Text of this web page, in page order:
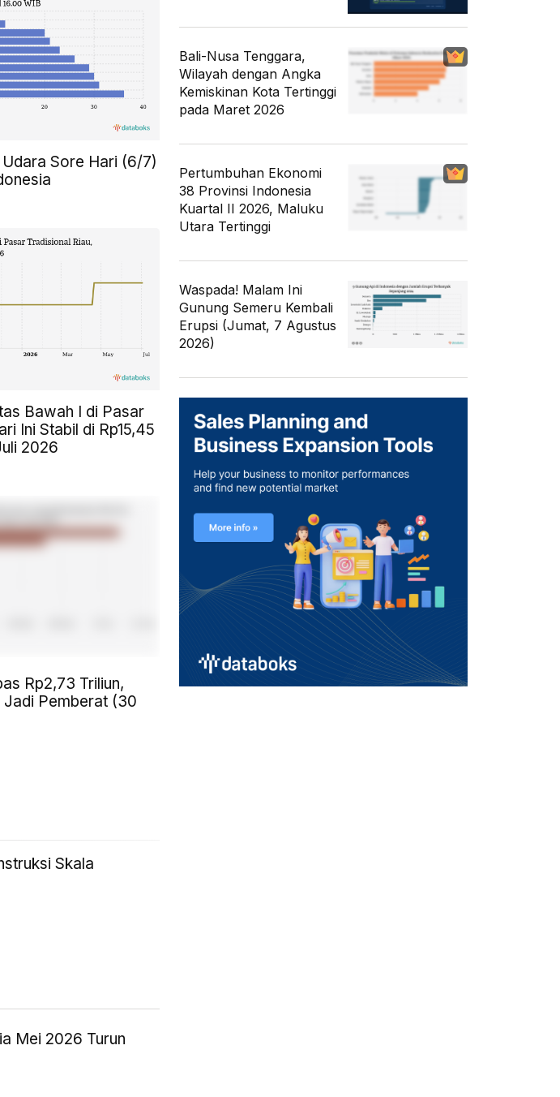
Sore Hari (6/7)
Bawah I di Pasar
Ini Stabil di Rp15,45
2026
Rp2,73 Triliun,
Jadi Pemberat (30
Skala
Mei 2026 Turun
Bali-Nusa Tenggara,
Wilayah dengan Angka
Kemiskinan Kota Tertinggi
pada Maret 2026
Pertumbuhan Ekonomi
38 Provinsi Indonesia
Kuartal II 2026, Maluku
Utara Tertinggi
Waspada! Malam Ini
Gunung Semeru Kembali
Erupsi (Jumat, 7 Agustus
2026)